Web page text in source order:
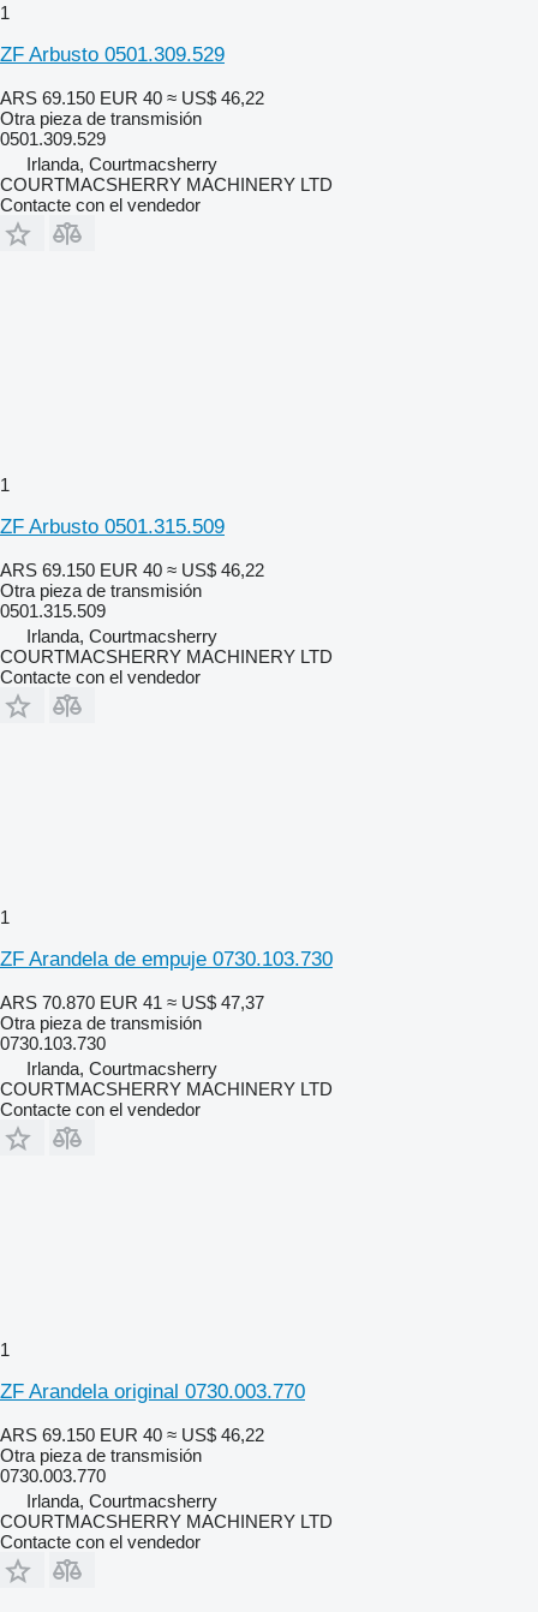
1
ZF Arbusto 0501.309.529
ARS 69.150 EUR 40 ≈ US$ 46,22
Otra pieza de transmisión
0501.309.529
Irlanda, Courtmacsherry
COURTMACSHERRY MACHINERY LTD
Contacte con el vendedor
1
ZF Arbusto 0501.315.509
ARS 69.150 EUR 40 ≈ US$ 46,22
Otra pieza de transmisión
0501.315.509
Irlanda, Courtmacsherry
COURTMACSHERRY MACHINERY LTD
Contacte con el vendedor
1
ZF Arandela de empuje 0730.103.730
ARS 70.870 EUR 41 ≈ US$ 47,37
Otra pieza de transmisión
0730.103.730
Irlanda, Courtmacsherry
COURTMACSHERRY MACHINERY LTD
Contacte con el vendedor
1
ZF Arandela original 0730.003.770
ARS 69.150 EUR 40 ≈ US$ 46,22
Otra pieza de transmisión
0730.003.770
Irlanda, Courtmacsherry
COURTMACSHERRY MACHINERY LTD
Contacte con el vendedor